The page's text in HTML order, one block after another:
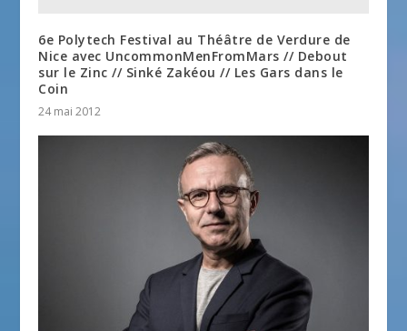
6e Polytech Festival au Théâtre de Verdure de
Nice avec UncommonMenFromMars // Debout
sur le Zinc // Sinké Zakéou // Les Gars dans le
Coin
24 mai 2012